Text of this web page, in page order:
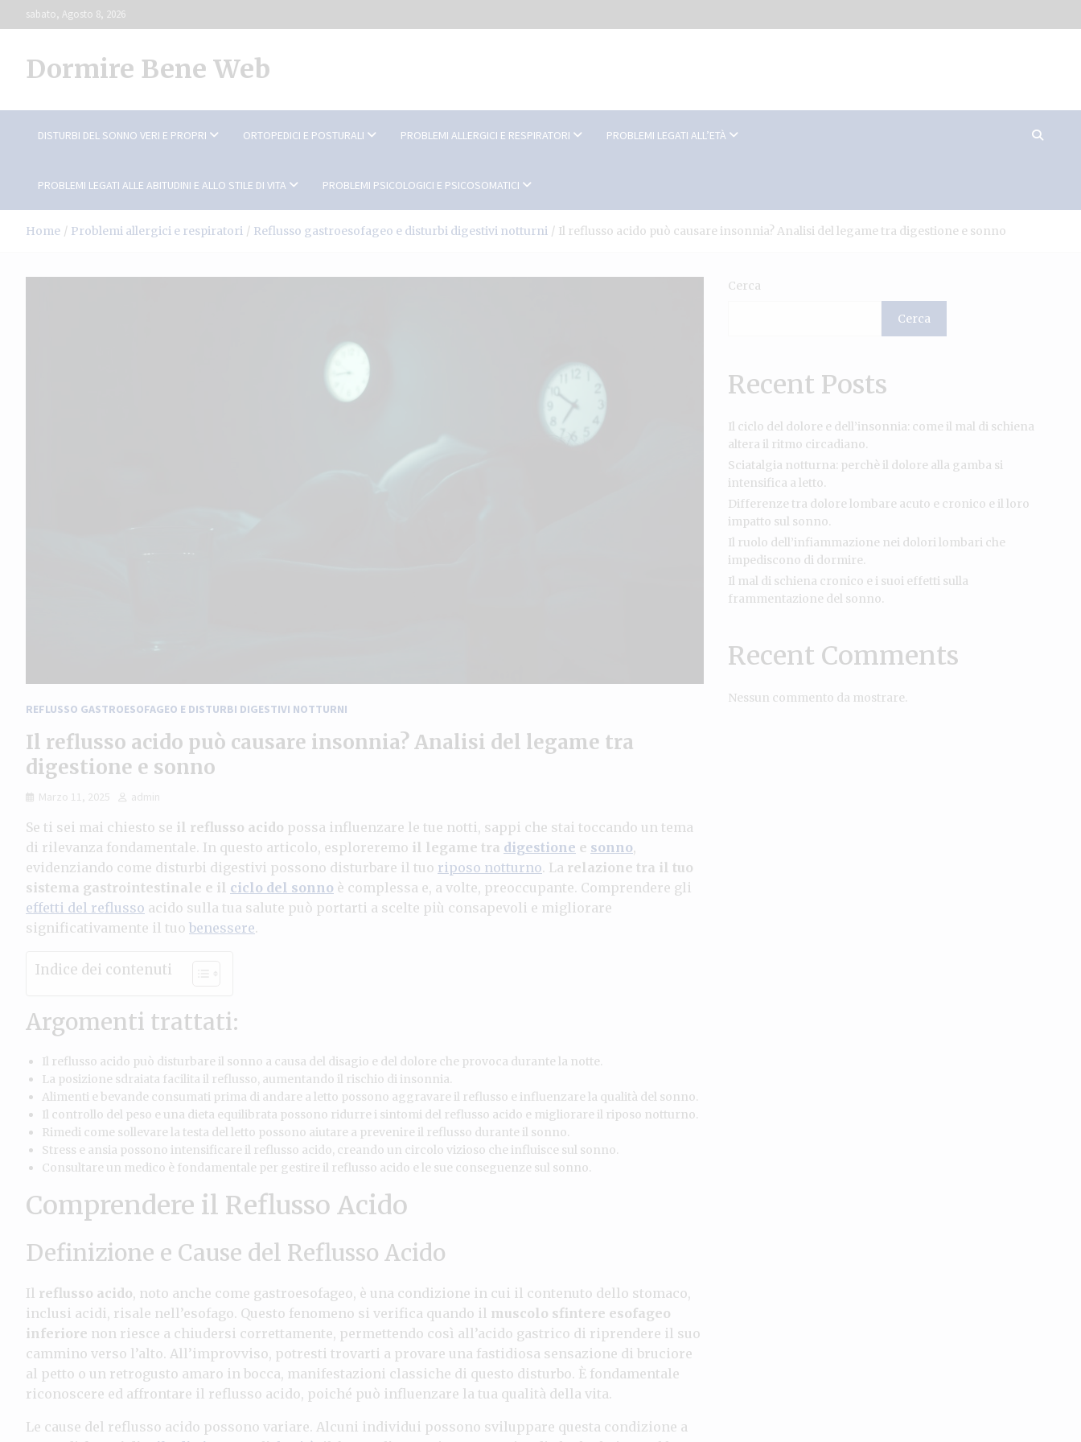
to
sabato, Agosto 8, 2026
Dormire Bene Web
DISTURBI DEL SONNO VERI E PROPRI ORTOPEDICI E POSTURALI PROBLEMI ALLERGICI E RESPIRATORI PROBLEMI LEGATI ALL’ETÀ
PROBLEMI LEGATI ALLE ABITUDINI E ALLO STILE DI VITA PROBLEMI PSICOLOGICI E PSICOSOMATICI
Home Problemi allergici e respiratori Reflusso gastroesofageo e disturbi digestivi notturni Il reflusso acido può causare insonnia? Analisi del legame tra digestione e sonno
REFLUSSO GASTROESOFAGEO E DISTURBI DIGESTIVI NOTTURNI
Il reflusso acido può causare insonnia? Analisi del legame tra
digestione e sonno
Marzo 11, 2025 admin
Se ti sei mai chiesto se il reflusso acido possa influenzare le tue notti, sappi che stai toccando un tema
di rilevanza fondamentale. In questo articolo, esploreremo il legame tra digestione e sonno,
evidenziando come disturbi digestivi possono disturbare il tuo riposo notturno. La relazione tra il tuo
sistema gastrointestinale e il ciclo del sonno è complessa e, a volte, preoccupante. Comprendere gli
effetti del reflusso acido sulla tua salute può portarti a scelte più consapevoli e migliorare
significativamente il tuo benessere.
Indice dei contenuti
Argomenti trattati:
Il reflusso acido può disturbare il sonno a causa del disagio e del dolore che provoca durante la notte.
La posizione sdraiata facilita il reflusso, aumentando il rischio di insonnia.
Alimenti e bevande consumati prima di andare a letto possono aggravare il reflusso e influenzare la qualità del sonno.
Il controllo del peso e una dieta equilibrata possono ridurre i sintomi del reflusso acido e migliorare il riposo notturno.
Rimedi come sollevare la testa del letto possono aiutare a prevenire il reflusso durante il sonno.
Stress e ansia possono intensificare il reflusso acido, creando un circolo vizioso che influisce sul sonno.
Consultare un medico è fondamentale per gestire il reflusso acido e le sue conseguenze sul sonno.
Comprendere il Reflusso Acido
Definizione e Cause del Reflusso Acido
Il reflusso acido, noto anche come gastroesofageo, è una condizione in cui il contenuto dello stomaco,
inclusi acidi, risale nell’esofago. Questo fenomeno si verifica quando il muscolo sfintere esofageo
inferiore non riesce a chiudersi correttamente, permettendo così all’acido gastrico di riprendere il suo
cammino verso l’alto. All’improvviso, potresti trovarti a provare una fastidiosa sensazione di bruciore
al petto o un retrogusto amaro in bocca, manifestazioni classiche di questo disturbo. È fondamentale
riconoscere ed affrontare il reflusso acido, poiché può influenzare la tua qualità della vita.
Le cause del reflusso acido possono variare. Alcuni individui possono sviluppare questa condizione a
Cerca
Cerca
Recent Posts
Il ciclo del dolore e dell’insonnia: come il mal di schiena
altera il ritmo circadiano.
Sciatalgia notturna: perchè il dolore alla gamba si
intensifica a letto.
Differenze tra dolore lombare acuto e cronico e il loro
impatto sul sonno.
Il ruolo dell’infiammazione nei dolori lombari che
impediscono di dormire.
Il mal di schiena cronico e i suoi effetti sulla
frammentazione del sonno.
Recent Comments
Nessun commento da mostrare.